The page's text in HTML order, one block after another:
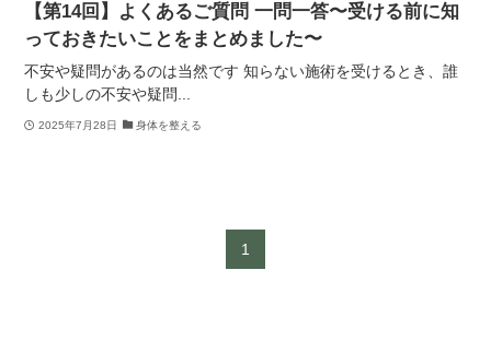
【第14回】よくあるご質問 一問一答〜受ける前に知
っておきたいことをまとめました〜
不安や疑問があるのは当然です 知らない施術を受けるとき、誰
しも少しの不安や疑問...
2025年7月28日 身体を整える
1